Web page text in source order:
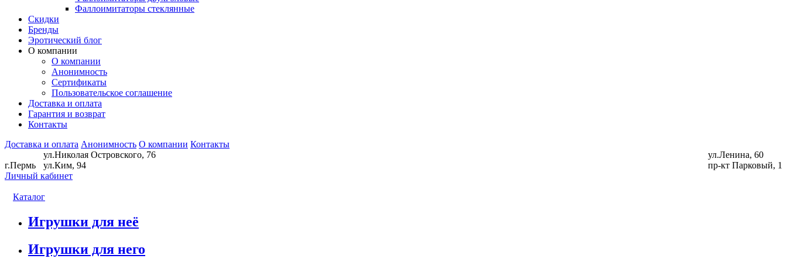
Фаллоимитаторы стеклянные
Скидки
Бренды
Эротический блог
О компании
О компании
Анонимность
Сертификаты
Пользовательское соглашение
Доставка и оплата
Гарантия и возврат
Контакты
Доставка и оплата Анонимность О компании Контакты
г.Пермь
ул.Николая Островского, 76
ул.Ким, 94
ул.Ленина, 60
пр-кт Парковый, 1
Личный кабинет
Каталог
Игрушки для неё
Игрушки для него